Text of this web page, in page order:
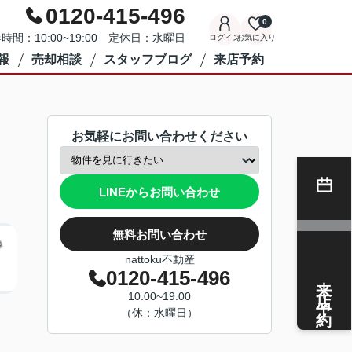
0120-415-496
間：10:00~19:00 定休日：水曜日 ログインお気に入り
0
売却相談 スタッフブログ 来店予約
お気軽にお問い合わせください
LINEからお問い合わせ
無料お問い合わせ
nattoku不動産
0120-415-496
10:00~19:00
（休：水曜日）
来店予約